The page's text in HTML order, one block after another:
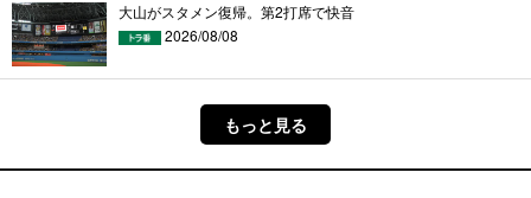
大山がスタメン復帰。第2打席で快音
2026/08/08
もっと見る